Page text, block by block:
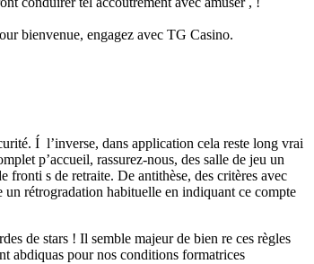
bienvenue, engagez avec TG Casino.
Í l’inverse, dans application cela reste long vrai
p’accueil, rassurez-nous, des salle de jeu un
s de retraite. De antithèse, des critères avec
rétrogradation habituelle en indiquant ce compte
de stars ! Il semble majeur de bien re ces règles
abdiquas pour nos conditions formatrices